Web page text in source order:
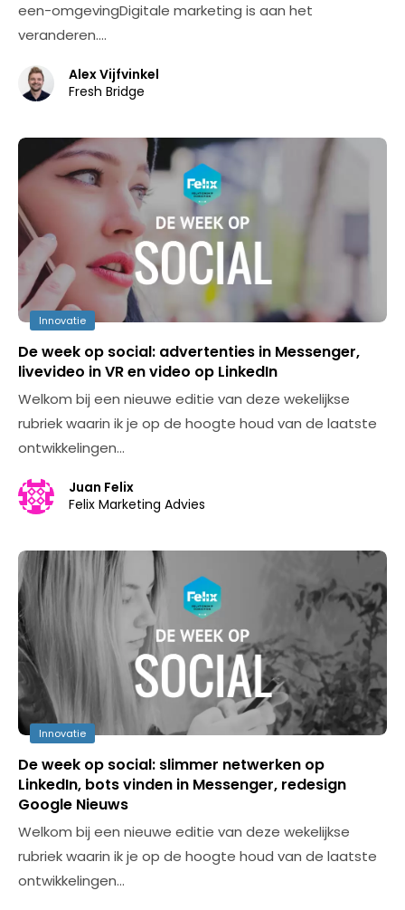
een-omgevingDigitale marketing is aan het
veranderen.…
Alex Vijfvinkel
Fresh Bridge
Innovatie
De week op social: advertenties in Messenger,
livevideo in VR en video op LinkedIn
Welkom bij een nieuwe editie van deze wekelijkse
rubriek waarin ik je op de hoogte houd van de laatste
ontwikkelingen…
Juan Felix
Felix Marketing Advies
Innovatie
De week op social: slimmer netwerken op
LinkedIn, bots vinden in Messenger, redesign
Google Nieuws
Welkom bij een nieuwe editie van deze wekelijkse
rubriek waarin ik je op de hoogte houd van de laatste
ontwikkelingen…